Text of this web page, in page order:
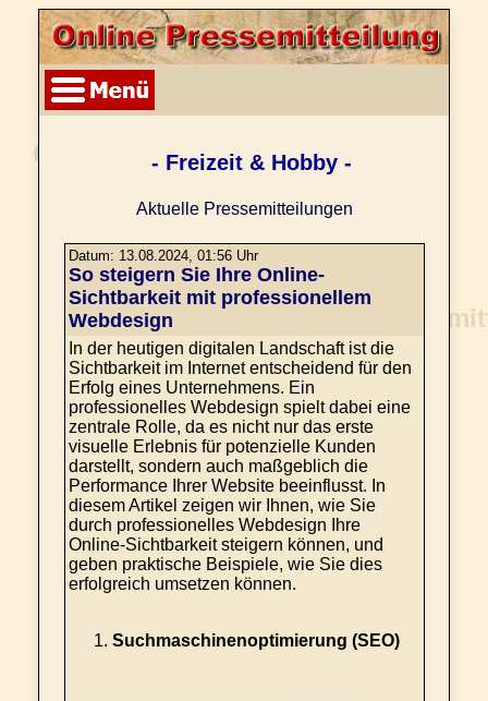
- Freizeit & Hobby -
Aktuelle Pressemitteilungen
Datum: 13.08.2024, 01:56 Uhr
So steigern Sie Ihre Online-
Sichtbarkeit mit professionellem
Webdesign
In der heutigen digitalen Landschaft ist die
Sichtbarkeit im Internet entscheidend für den
Erfolg eines Unternehmens. Ein
professionelles Webdesign spielt dabei eine
zentrale Rolle, da es nicht nur das erste
visuelle Erlebnis für potenzielle Kunden
darstellt, sondern auch maßgeblich die
Performance Ihrer Website beeinflusst. In
diesem Artikel zeigen wir Ihnen, wie Sie
durch professionelles Webdesign Ihre
Online-Sichtbarkeit steigern können, und
geben praktische Beispiele, wie Sie dies
erfolgreich umsetzen können.
Suchmaschinenoptimierung (SEO)